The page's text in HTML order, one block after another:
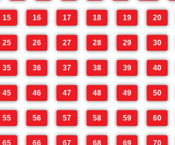
15 16 17 18 19 20
25 26 27 28 29 30
35 36 37 38 39 40
45 46 47 48 49 50
55 56 57 58 59 60
65 66 67 68 69 70